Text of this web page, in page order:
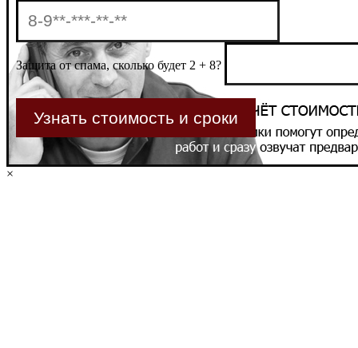
Защита от спама, сколько будет 2 + 8?
×